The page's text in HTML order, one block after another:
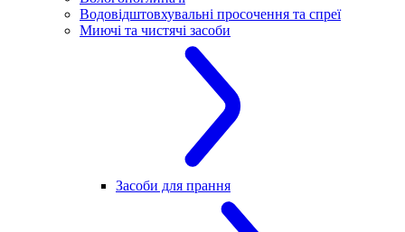
Водовідштовхувальні просочення та спреї
Миючі та чистячі засоби
Засоби для прання